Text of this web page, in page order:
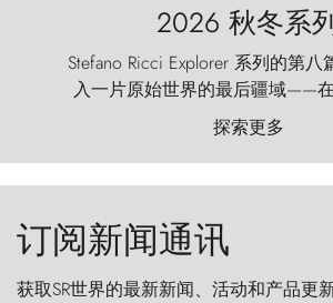
2026 秋冬系
Stefano Ricci Explorer 系列的第
入一片原始世界的最后疆域——
以远古的怒号雕琢着自然，而百
del Paine）则宛如石砌的哨兵，
起挑战。
探索更多
订阅新闻通讯
获取SR世界的最新新闻、活动和产品更